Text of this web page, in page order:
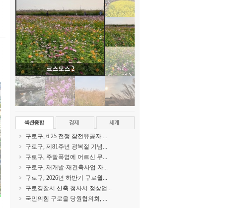
코스모스 2
구로구, 6.25 전쟁 참전유공자 ...
구로구, 제81주년 광복절 기념...
구로구, 주말폭염에 어르신 무...
구로구, 재개발·재건축사업 자...
구로구, 2026년 하반기 구로월...
구로경찰서 신축 청사서 정상업...
국민의힘 구로을 당원협의회, ...